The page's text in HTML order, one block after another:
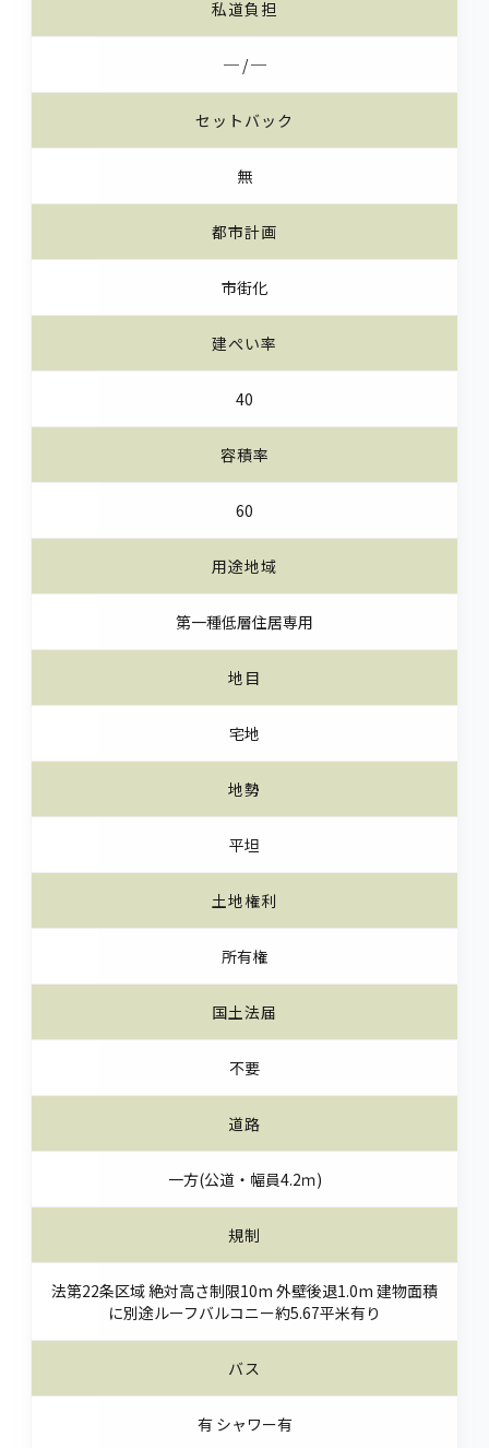
私道負担
─ / ─
セットバック
無
都市計画
市街化
建ぺい率
40
容積率
60
用途地域
第一種低層住居専用
地目
宅地
地勢
平坦
土地権利
所有権
国土法届
不要
道路
一方(公道・幅員4.2ｍ)
規制
法第22条区域 絶対高さ制限10m 外壁後退1.0m 建物面積
に別途ルーフバルコニー約5.67平米有り
バス
有 シャワー有